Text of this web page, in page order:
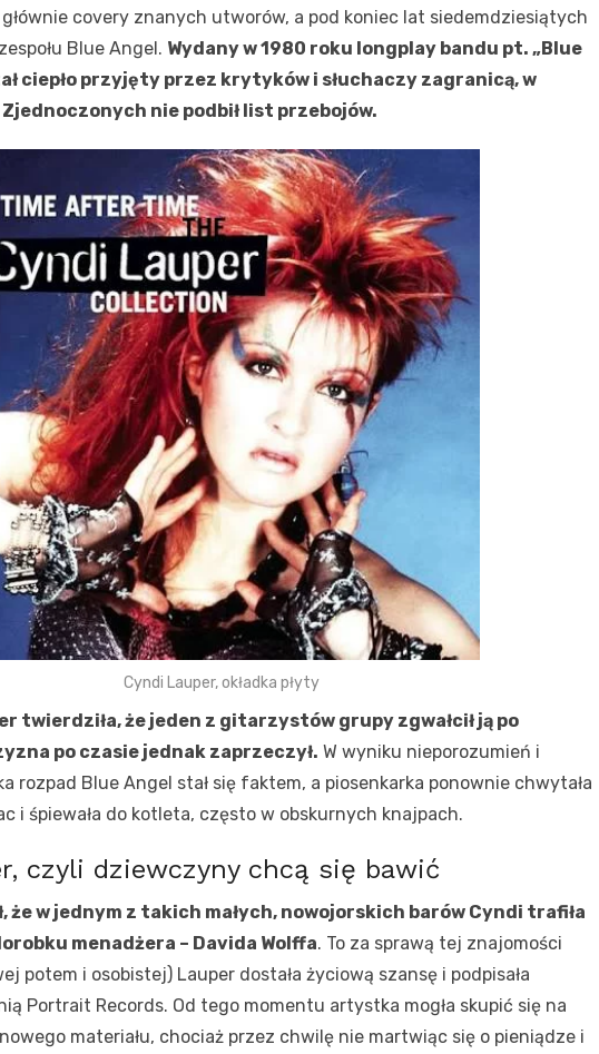
głównie covery znanych utworów, a pod koniec lat siedemdziesiątych
Blue Angel. Wydany w 1980 roku longplay bandu pt. „Blue
ciepło przyjęty przez krytyków i słuchaczy zagranicą, w
nie podbił list przebojów.
Cyndi Lauper, okładka płyty
twierdziła, że jeden z gitarzystów grupy zgwałcił ją po
po czasie jednak zaprzeczył. W wyniku nieporozumień i
rozpad Blue Angel stał się faktem, a piosenkarka ponownie chwytała
i śpiewała do kotleta, często w obskurnych knajpach.
czyli dziewczyny chcą się bawić
że w jednym z takich małych, nowojorskich barów Cyndi trafiła
menadżera – Davida Wolffa. To za sprawą tej znajomości
potem i osobistej) Lauper dostała życiową szansę i podpisała
Portrait Records. Od tego momentu artystka mogła skupić się na
materiału, chociaż przez chwilę nie martwiąc się o pieniądze i